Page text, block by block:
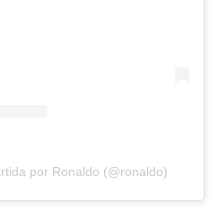
por Ronaldo (@ronaldo)